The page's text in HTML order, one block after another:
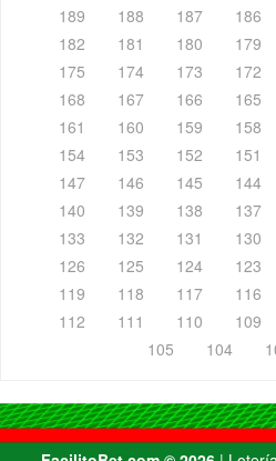
189
188 187 186
182
181 180 179
175
174 173 172
168
167 166 165
161
160 159 158
154
153 152 151
147
146 145 144
140
139 138 137
133
132 131 130
126
125 124 123
119
118 117 116
112
111 110 109
105
104